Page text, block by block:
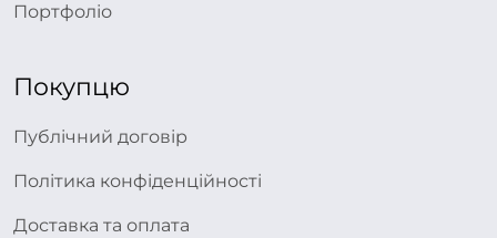
Портфоліо
Покупцю
Публічний договір
Політика конфіденційності
Доставка та оплата